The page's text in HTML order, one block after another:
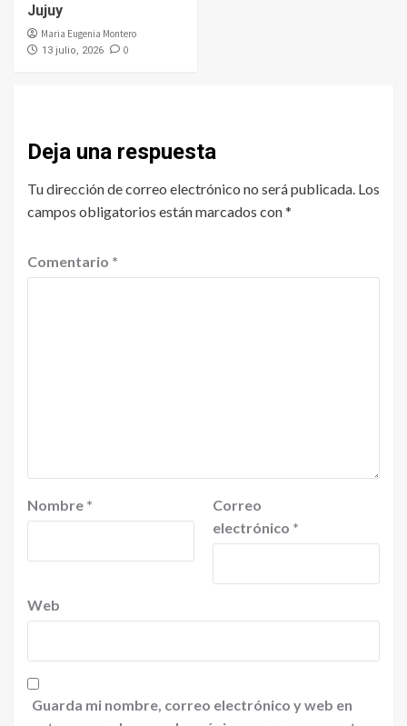
Jujuy
Maria Eugenia Montero
13 julio, 2026 0
Deja una respuesta
Tu dirección de correo electrónico no será publicada. Los
campos obligatorios están marcados con*
Comentario *
Nombre *
Correo
electrónico *
Web
Guarda mi nombre, correo electrónico y web en